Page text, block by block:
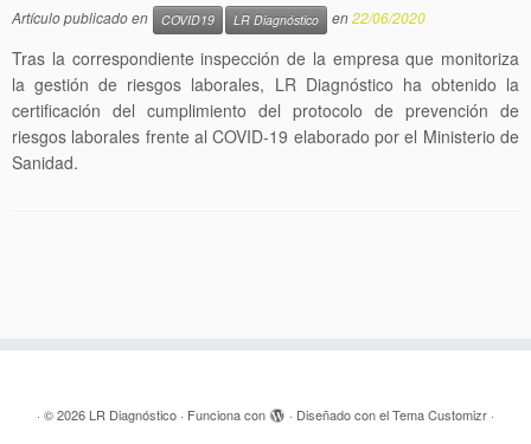
Artículo publicado en COVID19 LR Diagnóstico en22/06/2020
Tras la correspondiente inspección de la empresa que monitoriza
la gestión de riesgos laborales, LR Diagnóstico ha obtenido la
certificación del cumplimiento del protocolo de prevención de
riesgos laborales frente al COVID-19 elaborado por el Ministerio de
Sanidad.
· © 2026 LR Diagnóstico · Funciona con · Diseñado con elTema Customizr ·